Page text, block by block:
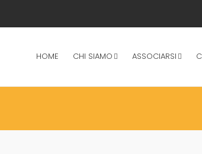
HOME CHI SIAMO ASSOCIARSI